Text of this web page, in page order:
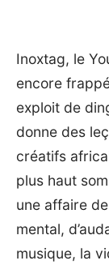
Inoxtag, le
encore
exploit de
donne des
créatifs
plus haut
une affaire
mental,
musique, la